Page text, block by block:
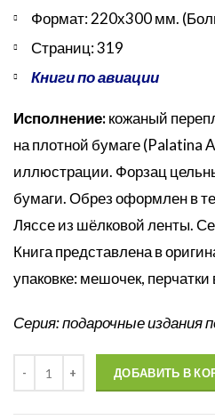
Формат: 220х300 мм.
Страниц: 319
Книги по авиации
Исполнение:кожаный
на плотной бумаге (Palatina
иллюстрации. Форзац
бумаги. Обрез оформлен в
Ляссе из шёлковой ленты.
Книга представлена в
упаковке: мешочек, перчатки
Серия: подарочные издания
ДОБАВИТЬ В